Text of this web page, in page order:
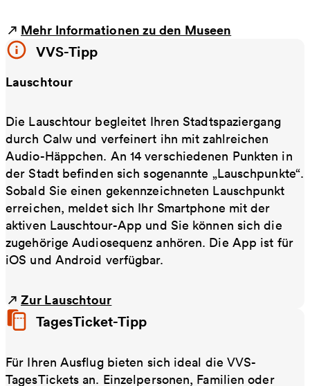
Mehr Informationen zu den Museen
VVS-Tipp
Lauschtour
Die Lauschtour begleitet Ihren Stadtspaziergang
durch Calw und verfeinert ihn mit zahlreichen
Audio-Häppchen. An 14 verschiedenen Punkten in
der Stadt befinden sich sogenannte „Lauschpunkte“.
Sobald Sie einen gekennzeichneten Lauschpunkt
erreichen, meldet sich Ihr Smartphone mit der
aktiven Lauschtour-App und Sie können sich die
zugehörige Audiosequenz anhören. Die App ist für
iOS und Android verfügbar.
Zur Lauschtour
TagesTicket-Tipp
Für Ihren Ausflug bieten sich ideal die VVS-
TagesTickets an. Einzelpersonen, Familien oder